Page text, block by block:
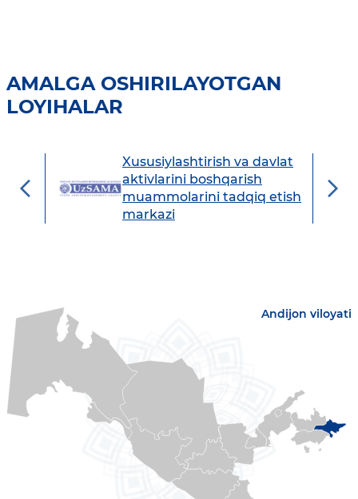
AMALGA OSHIRILAYOTGAN
LOYIHALAR
Xususiylashtirish va davlat
aktivlarini boshqarish
muammolarini tadqiq etish
markazi
Andijon viloyati